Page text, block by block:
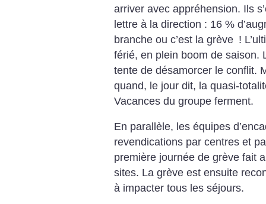
arriver avec appréhension. Ils
lettre à la direction : 16 %
branche ou c’est la grève !
férié, en plein boom de saison.
tente de désamorcer le conflit.
quand, le jour dit, la quasi-
Vacances du groupe ferment.
En parallèle, les équipes
revendications par centres et
première journée de grève fait
sites. La grève est ensuite
à impacter tous les séjours.